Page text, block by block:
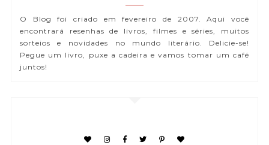
O Blog foi criado em fevereiro de 2007. Aqui você
encontrará resenhas de livros, filmes e séries, muitos
sorteios e novidades no mundo literário. Delicie-se!
Pegue um livro, puxe a cadeira e vamos tomar um café
juntos!